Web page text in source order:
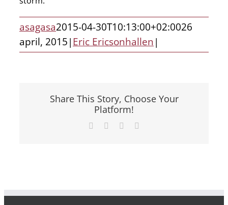
asagasa2015-04-30T10:13:00+02:0026
april, 2015|Eric Ericsonhallen|
Share This Story, Choose Your
Platform!
Facebook LinkedIn